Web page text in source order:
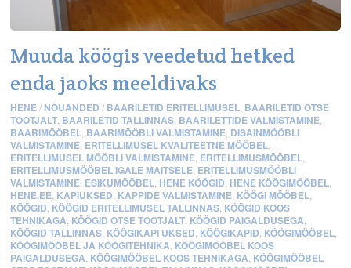
Muuda köögis veedetud hetked
enda jaoks meeldivaks
HENE / NÕUANDED / BAARILETID ERITELLIMUSEL, BAARILETID OTSE
TOOTJALT, BAARILETID TALLINNAS, BAARILETTIDE VALMISTAMINE,
BAARIMÖÖBEL, BAARIMÖÖBLI VALMISTAMINE, DISAINMÖÖBLI
VALMISTAMINE, ERITELLIMUSEL KVALITEETNE MÖÖBEL,
ERITELLIMUSEL MÖÖBLI VALMISTAMINE, ERITELLIMUSMÖÖBEL,
ERITELLIMUSMÖÖBEL IGALE MAITSELE, ERITELLIMUSMÖÖBLI
VALMISTAMINE, ESIKUMÖÖBEL, HENE KÖÖGID, HENE KÖÖGIMÖÖBEL,
HENE.EE, KAPIUKSED, KAPPIDE VALMISTAMINE, KÖÖGI MÖÖBEL,
KÖÖGID, KÖÖGID ERITELLIMUSEL TALLINNAS, KÖÖGID KOOS
TEHNIKAGA, KÖÖGID OTSE TOOTJALT, KÖÖGID PAIGALDUSEGA,
KÖÖGID TALLINNAS, KÖÖGIKAPI UKSED, KÖÖGIKAPID, KÖÖGIMÖÖBEL,
KÖÖGIMÖÖBEL JA KÖÖGITEHNIKA, KÖÖGIMÖÖBEL KOOS
PAIGALDUSEGA, KÖÖGIMÖÖBEL KOOS TEHNIKAGA, KÖÖGIMÖÖBEL